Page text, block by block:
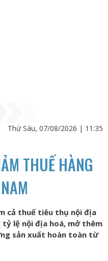
Thứ Sáu, 07/08/2026 | 11:35
THUẾ HÀNG
cả thuế tiêu thụ nội địa
lệ nội địa hoá, mở thêm
sản xuất hoàn toàn từ